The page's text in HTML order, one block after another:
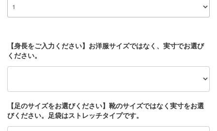
【身長をご入力ください】お洋服サイズではなく、実寸でお選び
ください。
【足のサイズをお選びください】靴のサイズではなく実寸をお選
びください。足袋はストレッチタイプです。